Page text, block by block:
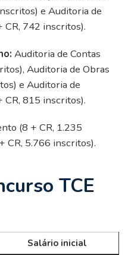
e Auditoria de
CR, 742 inscritos).
Auditoria de Contas
Auditoria de Obras
e Auditoria de
CR, 815 inscritos).
(8 + CR, 1.235
CR, 5.766 inscritos).
TCE
Salário inicial